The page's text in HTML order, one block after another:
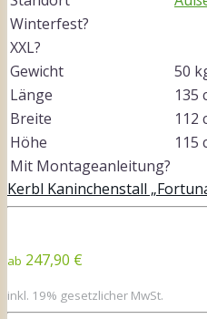
Winterfest?
XXL?
Gewicht
50
Länge
135
Breite
112
Höhe
115
Mit Montageanleitung?
Kerbl Kaninchenstall
ab 247,90 €
inkl. 19% gesetzlicher MwSt.